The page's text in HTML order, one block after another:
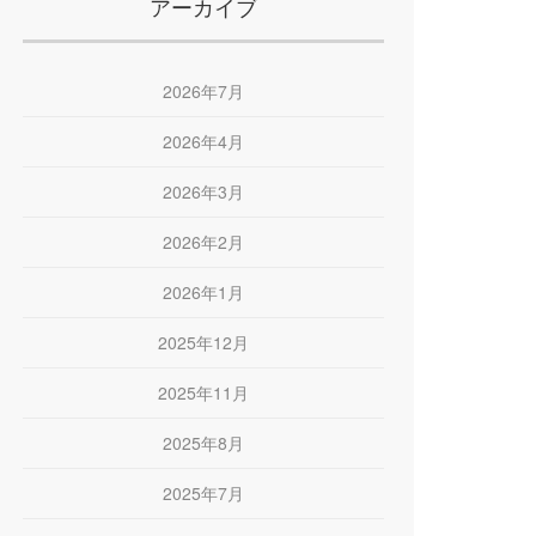
2026年7月
2026年4月
2026年3月
2026年2月
2026年1月
2025年12月
2025年11月
2025年8月
2025年7月